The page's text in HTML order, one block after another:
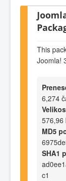
This
Joomla!
6,274
576,96
MD5
SHA1
c1